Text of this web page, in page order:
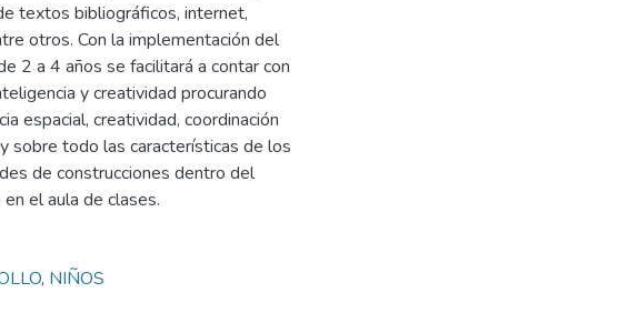
textos bibliográficos, internet,
otros. Con la implementación del
2 a 4 años se facilitará a contar con
y creatividad procurando
espacial, creatividad, coordinación
sobre todo las características de los
de construcciones dentro del
el aula de clases.
, NIÑOS